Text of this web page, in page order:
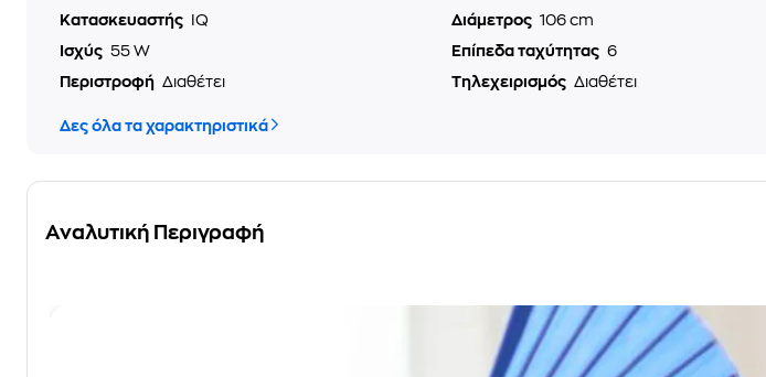
Κατασκευαστής IQ Διάμετρος 106 cm
Ισχύς 55 W Επίπεδα ταχύτητας 6
Περιστροφή Διαθέτει Τηλεχειρισμός Διαθέτει
Δες όλα τα χαρακτηριστικά
Αναλυτική Περιγραφή